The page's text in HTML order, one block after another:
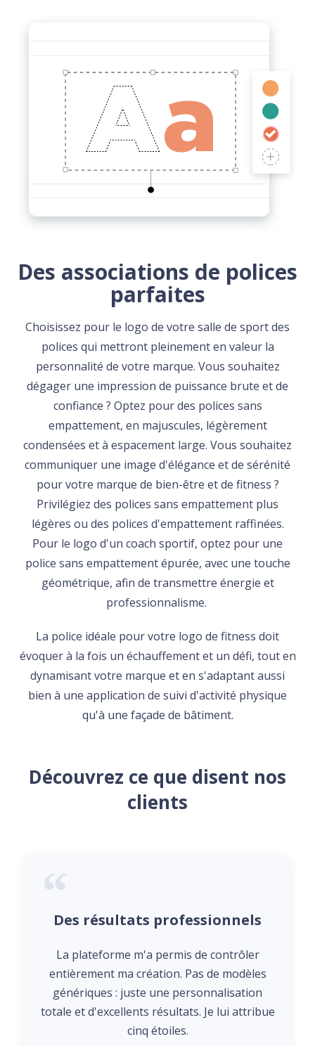
Des associations de polices
parfaites
Choisissez pour le logo de votre salle de sport des
polices qui mettront pleinement en valeur la
personnalité de votre marque. Vous souhaitez
dégager une impression de puissance brute et de
confiance ? Optez pour des polices sans
empattement, en majuscules, légèrement
condensées et à espacement large. Vous souhaitez
communiquer une image d'élégance et de sérénité
pour votre marque de bien-être et de fitness ?
Privilégiez des polices sans empattement plus
légères ou des polices d'empattement raffinées.
Pour le logo d'un coach sportif, optez pour une
police sans empattement épurée, avec une touche
géométrique, afin de transmettre énergie et
professionnalisme.
La police idéale pour votre logo de fitness doit
évoquer à la fois un échauffement et un défi, tout en
dynamisant votre marque et en s'adaptant aussi
bien à une application de suivi d'activité physique
qu'à une façade de bâtiment.
Découvrez ce que disent nos
clients
Des résultats professionnels
La plateforme m'a permis de contrôler
entièrement ma création. Pas de modèles
génériques : juste une personnalisation
totale et d'excellents résultats. Je lui attribue
cinq étoiles.